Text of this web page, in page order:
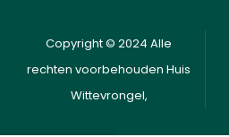
Copyright © 2024 Alle
rechten voorbehouden Huis
Wittevrongel,